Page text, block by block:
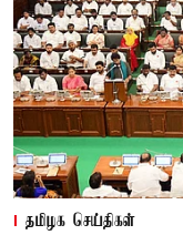
தமிழக செய்திகள்